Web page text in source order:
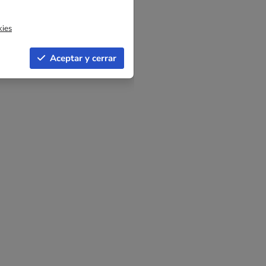
Aceptar y cerrar